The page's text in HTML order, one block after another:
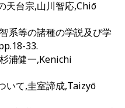
天台宗,山川智応,Chiō
系等の諸種の学説及び学
33.
浦健一,Kenichi
いて,圭室諦成,Taizyō